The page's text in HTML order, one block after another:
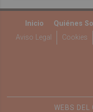
Inicio Quiénes
Aviso Legal
Cookies
WEBS DEL